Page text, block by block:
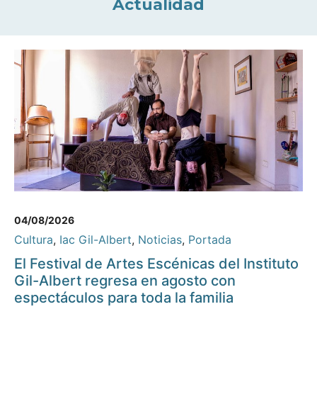
Actualidad
04/08/2026
Cultura, Iac Gil-Albert, Noticias, Portada
El Festival de Artes Escénicas del Instituto
Gil-Albert regresa en agosto con
espectáculos para toda la familia